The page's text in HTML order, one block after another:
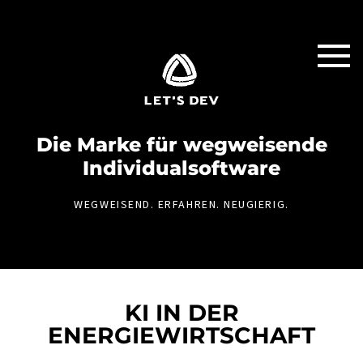
Die Marke für weg­weisende
Individual­software
WEGWEISEND. ERFAHREN. NEUGIERIG.
KI IN DER
ENERGIEWIRTSCHAFT